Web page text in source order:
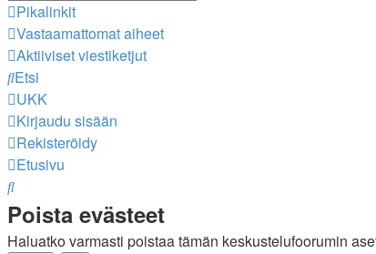
Pikalinkit
Vastaamattomat aiheet
Aktiiviset viestiketjut
Etsi
UKK
Kirjaudu sisään
Rekisteröidy
Etusivu
Etsi
Poista evästeet
Haluatko varmasti poistaa tämän keskustelufoorumin